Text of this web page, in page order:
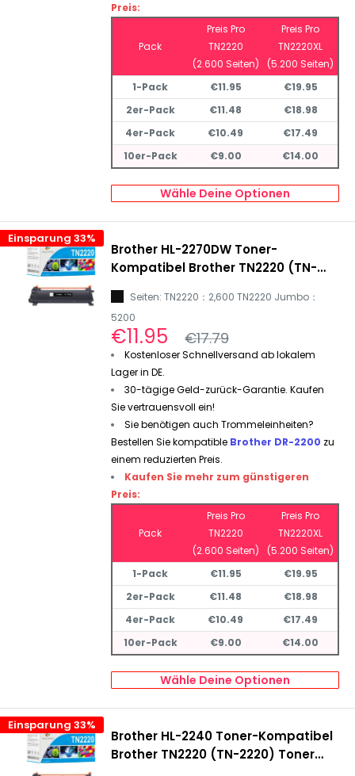
Preis:
Pack
Preis Pro
TN2220
(2.600 Seiten)
Preis Pro
TN2220XL
(5.200 Seiten)
1-Pack
€11.95
€19.95
2er-Pack
€11.48
€18.98
4er-Pack
€10.49
€17.49
10er-Pack
€9.00 €14.00
Wähle Deine Optionen
Einsparung 33%
Brother HL-2270DW Toner-
Kompatibel Brother TN2220 (TN-
Seiten: TN2220：2,600 TN2220 Jumbo：
5200
Sonderpreis
€11.95 Normalpreis
€17.79
Kostenloser Schnellversand ab lokalem
Lager in DE.
30-tägige Geld-zurück-Garantie. Kaufen
Sie vertrauensvoll ein!
Sie benötigen auch Trommeleinheiten?
Bestellen Sie kompatible Brother DR-2200 zu
einem reduzierten Preis.
Kaufen Sie mehr zum günstigeren
Preis:
Pack
Preis Pro
TN2220
(2.600 Seiten)
Preis Pro
TN2220XL
(5.200 Seiten)
1-Pack
€11.95
€19.95
2er-Pack
€11.48
€18.98
4er-Pack
€10.49
€17.49
10er-Pack
€9.00 €14.00
Wähle Deine Optionen
Einsparung 33%
Brother HL-2240 Toner-Kompatibel
Brother TN2220 (TN-2220) Toner